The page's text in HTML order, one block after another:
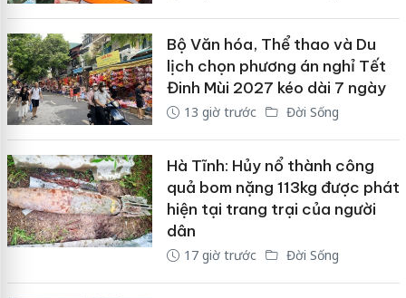
Bộ Văn hóa, Thể thao và Du
lịch chọn phương án nghỉ Tết
Đinh Mùi 2027 kéo dài 7 ngày
13 giờ trước Đời Sống
Hà Tĩnh: Hủy nổ thành công
quả bom nặng 113kg được phát
hiện tại trang trại của người
dân
17 giờ trước Đời Sống